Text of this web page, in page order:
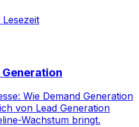
Lesezeit
Wie Demand Generation
von Lead Generation
Wachstum bringt.